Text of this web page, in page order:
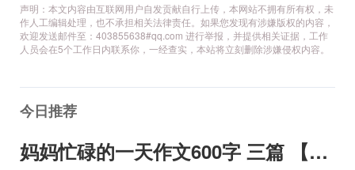
声明：本文内容由互联网用户自发贡献自行上传，本网站不拥有所有权，未
作人工编辑处理，也不承担相关法律责任。如果您发现有涉嫌版权的内容，
欢迎发送邮件至：403855638#qq.com 进行举报，并提供相关证据，工作
人员会在5个工作日内联系你，一经查实，本站将立刻删除涉嫌侵权内容。
今日推荐
妈妈忙碌的一天作文600字 三篇 【600字】